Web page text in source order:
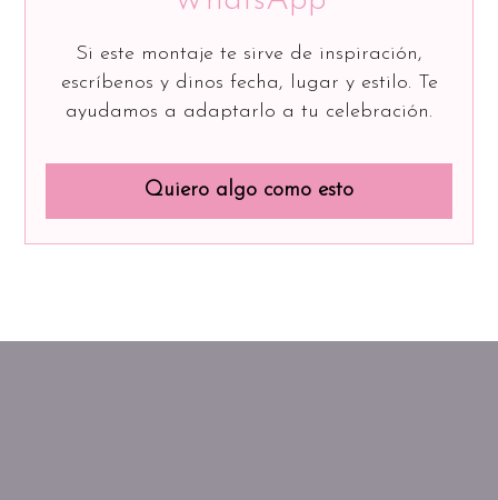
Si este montaje te sirve de inspiración,
escríbenos y dinos fecha, lugar y estilo. Te
ayudamos a adaptarlo a tu celebración.
Quiero algo como esto